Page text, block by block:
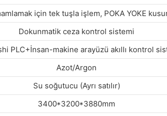
için tek tuşla işlem, POKA YOKE
Dokunmatik ceza kontrol sistemi
PLC+İnsan-makine arayüzü akıllı kontrol
Azot/Argon
Su soğutucu (Ayrı satılır)
3400*3200*3880mm